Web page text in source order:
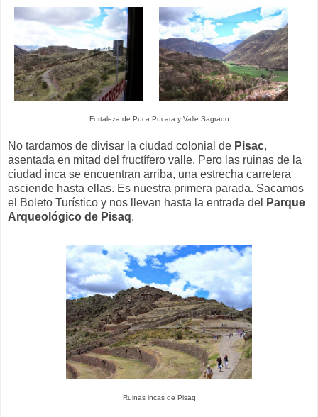
Fortaleza de Puca Pucara y Valle Sagrado
No tardamos de divisar la ciudad colonial de Pisac,
asentada en mitad del fructífero valle. Pero las ruinas de la
ciudad inca se encuentran arriba, una estrecha carretera
asciende hasta ellas. Es nuestra primera parada. Sacamos
el Boleto Turístico y nos llevan hasta la entrada del
Parque
Arqueológico de Pisaq.
Ruinas incas de Pisaq